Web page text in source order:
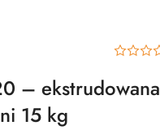
– ekstrudowana
15 kg